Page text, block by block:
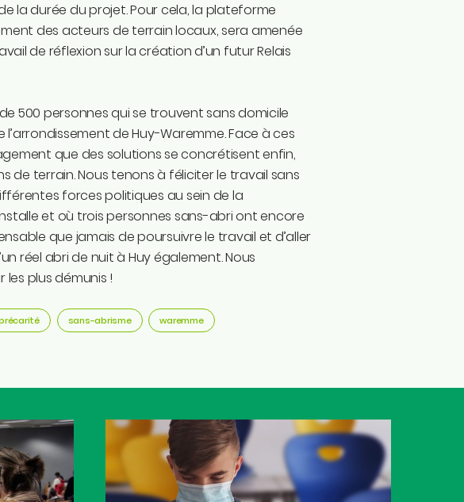
la durée du projet. Pour cela, la plateforme
des acteurs de terrain locaux, sera amenée
de réflexion sur la création d’un futur Relais
500 personnes qui se trouvent sans domicile
de Huy-Waremme. Face à ces
que des solutions se concrétisent enfin,
terrain. Nous tenons à féliciter le travail sans
forces politiques au sein de la
et où trois personnes sans-abri ont encore
que jamais de poursuivre le travail et d’aller
réel abri de nuit à Huy également. Nous
plus démunis !
sans-abrisme waremme